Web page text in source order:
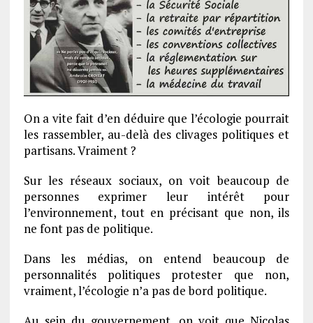
On a vite fait d’en déduire que l’écologie pourrait
les rassembler, au-delà des clivages politiques et
partisans. Vraiment ?
Sur les réseaux sociaux, on voit beaucoup de
personnes exprimer leur intérêt pour
l’environnement, tout en précisant que non, ils
ne font pas de politique.
Dans les médias, on entend beaucoup de
personnalités politiques protester que non,
vraiment, l’écologie n’a pas de bord politique.